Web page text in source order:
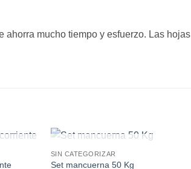
ahorra mucho tiempo y esfuerzo. Las hojas
SIN EXISTENCIAS
SIN CATEGORIZAR
Set mancuerna 50 Kg